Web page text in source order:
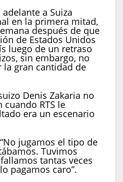
a Suiza
en la primera mitad,
después de que
de Estados Unidos
luego de un retraso
sin embargo, no
gran cantidad de
Denis Zakaria no
RTS le
era un escenario
jugamos el tipo de
Tuvimos
tantas veces
pagamos caro”.